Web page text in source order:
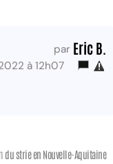
par Eric B.
à 12h07
du strieen Nouvelle-Aquitaine